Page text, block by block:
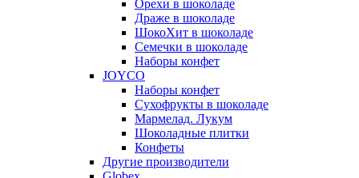
Орехи в шоколаде
Драже в шоколаде
ШокоХит в шоколаде
Семечки в шоколаде
Наборы конфет
JOYCO
Наборы конфет
Сухофрукты в шоколаде
Мармелад. Лукум
Шоколадные плитки
Конфеты
Другие производители